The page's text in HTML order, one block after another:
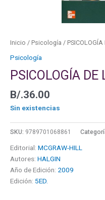
Inicio / Psicología /
Psicología
PSICOLOGÍA
B/.36.00
Sin existencias
SKU: 9789701068861
Editorial: MCGRAW-HILL
Autores: HALGIN
Año de Edición: 2009
Edición: 5ED.